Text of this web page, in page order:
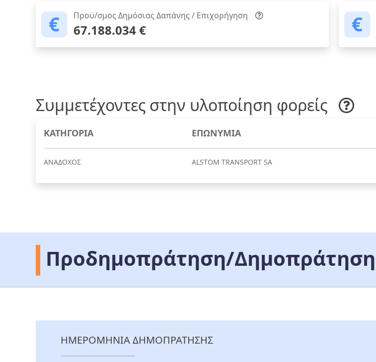
Προϋ/σμος Δημόσιας Δαπάνης / Επιχορήγηση
67.188.034 €
Συμμετέχοντες στην υλοποίηση φορείς
ΚΑΤΗΓΟΡΙΑ ΕΠΩΝΥΜΙΑ
ΑΝΑΔΟΧΟΣ ALSTΟΜ TRANSPORT SA
Προδημοπράτηση/Δημοπράτηση
ΗΜΕΡΟΜΗΝΙΑ ΔΗΜΟΠΡΑΤΗΣΗΣ